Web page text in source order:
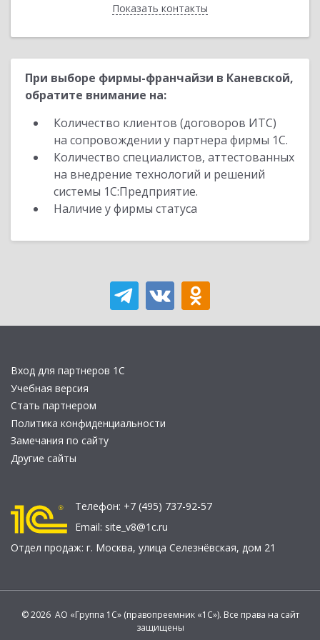
Показать контакты
Назад
При выборе фирмы-франчайзи в Каневской,
обратите внимание на:
Количество клиентов (договоров ИТС)
на сопровождении у партнера фирмы 1С.
Количество специалистов, аттестованных
на внедрение технологий и решений
системы 1С:Предприятие.
Наличие у фирмы статуса
Вход для партнеров 1С
Учебная версия
Стать партнером
Политика конфиденциальности
Замечания по сайту
Другие сайты
Телефон: +7 (495) 737-92-57
Email: site_v8@1c.ru
Отдел продаж: г. Москва, улица Селезнёвская, дом 21
© 2026 АО «Группа 1С» (правопреемник «1С»). Все права на сайт
защищены